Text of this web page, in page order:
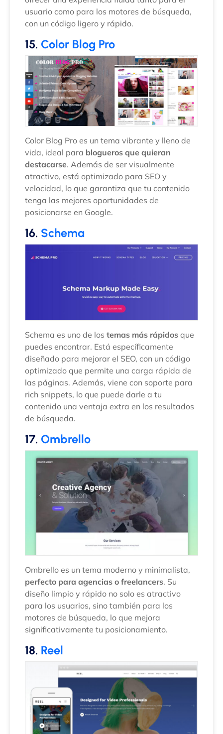
usuario como para los motores de búsqueda,
con un código ligero y rápido.
15. Color Blog Pro
Color Blog Pro es un tema vibrante y lleno de
vida, ideal para blogueros que quieran
destacarse. Además de ser visualmente
atractivo, está optimizado para SEO y
velocidad, lo que garantiza que tu contenido
tenga las mejores oportunidades de
posicionarse en Google.
16. Schema
Schema es uno de los temas más rápidos que
puedes encontrar. Está específicamente
diseñado para mejorar el SEO, con un código
optimizado que permite una carga rápida de
las páginas. Además, viene con soporte para
rich snippets, lo que puede darle a tu
contenido una ventaja extra en los resultados
de búsqueda.
17. Ombrello
Ombrello es un tema moderno y minimalista,
perfecto para agencias o freelancers. Su
diseño limpio y rápido no solo es atractivo
para los usuarios, sino también para los
motores de búsqueda, lo que mejora
significativamente tu posicionamiento.
18. Reel